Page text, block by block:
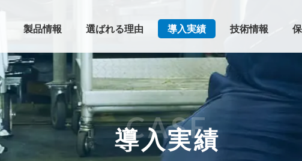
製品情報 選ばれる理由 導入実績 技術情報
導入実績
CASE